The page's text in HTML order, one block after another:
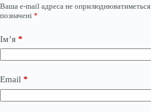
Ваша e-mail адреса не оприлюднюватиметься.
позначені *
Ім’я *
Email *